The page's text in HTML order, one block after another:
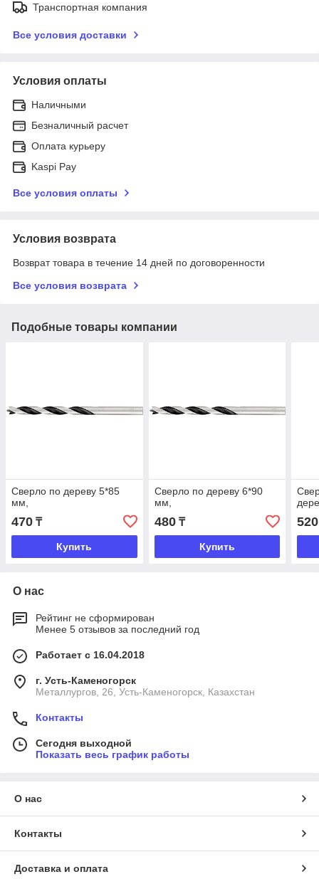
Транспортная компания
Все условия доставки
Условия оплаты
Наличными
Безналичный расчет
Оплата курьеру
Kaspi Pay
Все условия оплаты
Условия возврата
Возврат товара в течение 14 дней по договоренности
Все условия возврата
Подобные товары компании
Сверло по дереву 5*85
мм,
470 ₸
Купить
Сверло по дереву 6*90
мм,
480₸
Купить
520
О нас
Рейтинг не сформирован
Менее 5 отзывов за последний год
Работает с 16.04.2018
г. Усть-Каменогорск
Металлургов, 26, Усть-Каменогорск, Казахстан
Контакты
Сегодня выходной
Показать весь график работы
О нас
Контакты
Доставка и оплата